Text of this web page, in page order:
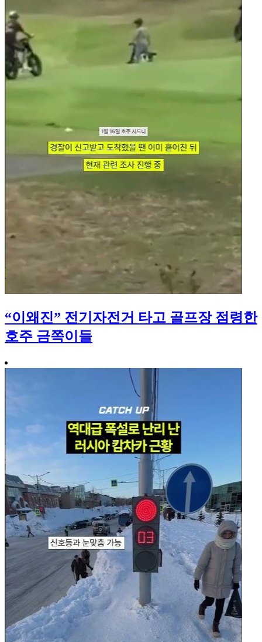
“이왜진” 전기자전거 타고 골프장 점령한
호주 금쪽이들